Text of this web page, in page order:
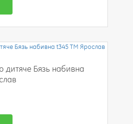
дитяче Бязь набивна